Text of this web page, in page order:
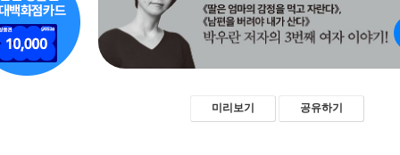
미리보기 공유하기